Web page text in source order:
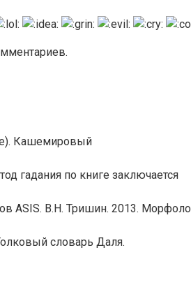
Кашемировый
гадания по книге заключается
ASIS. В.Н. Тришин. 2013.
словарь Даля.